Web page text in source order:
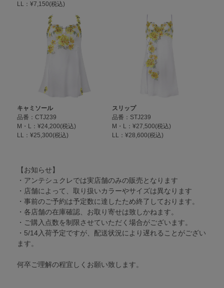
LL：¥7,150(税込)
キャミソール
品番：CTJ239
M・L：¥24,200(税込)
LL：¥25,300(税込)
スリップ
品番：STJ239
M・L：¥27,500(税込)
LL：¥28,600(税込)
【お知らせ】
・アンテシュクレでは実店舗のみの販売となります
・店舗によって、取り扱いカラーやサイズは異なります
・事前のご予約は予定数に達したため終了しております。
・各店舗の在庫確認、お取り寄せは致しかねます。
・ご購入点数を制限させていただく場合がございます。
・5/14入荷予定ですが、配送状況により遅れることがござい
ます。
何卒ご理解の程宜しくお願い致します。